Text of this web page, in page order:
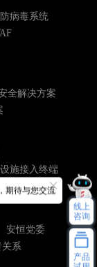
病毒系统
全解决方案
施接入终端
安恒党委
系
期待与您交流
线上
咨询
产品